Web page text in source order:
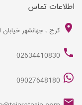
اطلاعات تماس
کرج ، جهانشهر خیابان
02634410830
09027648180